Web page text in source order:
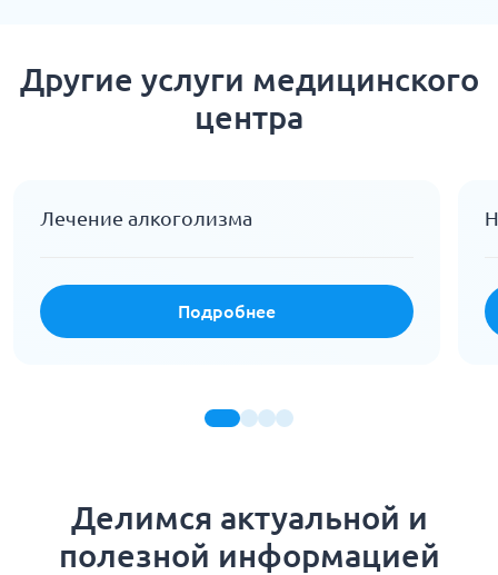
Другие услуги медицинского
центра
Лечение алкоголизма
Подробнее
Делимся актуальной и
полезной информацией